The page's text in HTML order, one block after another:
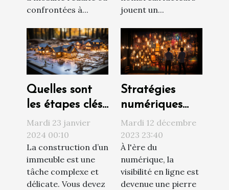
confrontées à...
jouent un...
Quelles sont
les étapes clés
d’un projet de
construction ?
Mardi 23 janvier
2024 00:10
La construction d’un
immeuble est une
tâche complexe et
délicate. Vous devez
Stratégies
numériques
innovantes
pour
augmenter la
visibilité d'une
entreprise
Mardi 12 décembre
2023 23:40
À l'ère du
numérique, la
visibilité en ligne est
devenue une pierre